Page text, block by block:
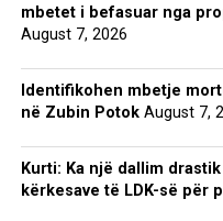
mbetet i befasuar nga
August 7, 2026
Identifikohen mbetje
në Zubin Potok August 7,
Kurti: Ka një dallim
kërkesave të LDK-së për